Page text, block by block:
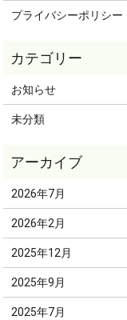
プライバシーポリシー
お知らせ
未分類
2026年7月
2026年2月
2025年12月
2025年9月
2025年7月